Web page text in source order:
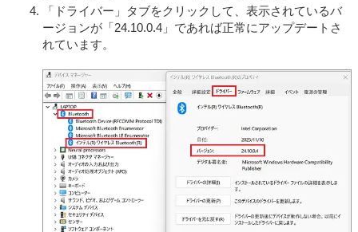
ウェアから分離して使用しないものとします。
お客さまは、許諾ソフトウェアを用いて、VAIOまたは第
三者の著作権等の権利を侵害する行為を行ってはならな
お客さまは、許諾ソフトウェアに付されている商標また
は表示を取り除くこと、変更すること、または覆い隠す
ことはできません。
許諾ソフトウェアの使用に伴い、許諾ソフトウェアが自
動的に許諾ソフトウェアで用いるためのデータファイル
を作成する場合があります。この場合、当該データファ
イルは許諾ソフトウェアと看做されるものとします。
お客さまは、許諾ソフトウェアを再使用許諾、貸与また
はリースその他の方法で第三者に使用させてはならない
「ドライバー」タブをクリックして、表示されているバ
ージョンが「24.10.0.4」であれば正常にアップデートさ
れています。